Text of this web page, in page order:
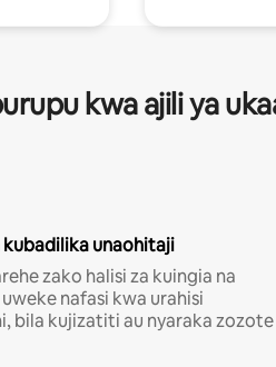
kwa ajili ya
kubadilika unaohitaji
zako halisi za kuingia na
nafasi kwa urahisi
bila kujizatiti au nyaraka zozote